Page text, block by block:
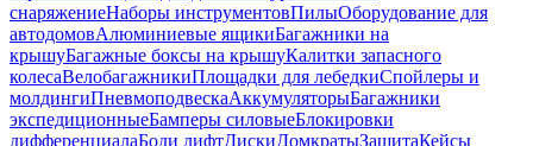
снаряжениеНаборы инструментовПилыОборудование для
автодомовАлюминиевые ящикиБагажники на
крышуБагажные боксы на крышуКалитки запасного
колесаВелобагажникиПлощадки для лебедкиСпойлеры и
молдингиПневмоподвескаАккумуляторыБагажники
экспедиционныеБамперы силовыеБлокировки
дифференциалаБоди лифтДискиДомкратыЗащитаКейсы